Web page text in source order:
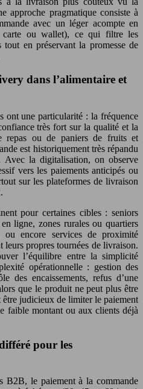
approche pragmatique consiste à
avec un léger acompte en
ou wallet), ce qui filtre les
tout en préservant la promesse de
dans l’alimentaire et
ont une particularité : la fréquence
très fort sur la qualité et la
repas ou de paniers de fruits et
est historiquement très répandu
Avec la digitalisation, on observe
vers les paiements anticipés ou
sur les plateformes de livraison
pour certaines cibles : seniors
ligne, zones rurales ou quartiers
encore services de proximité
leurs propres tournées de livraison.
l’équilibre entre la simplicité
opérationnelle : gestion des
des encaissements, refus d’une
que le produit ne peut plus être
judicieux de limiter le paiement
faible montant ou aux clients déjà
pour les
B2B, le paiement à la commande